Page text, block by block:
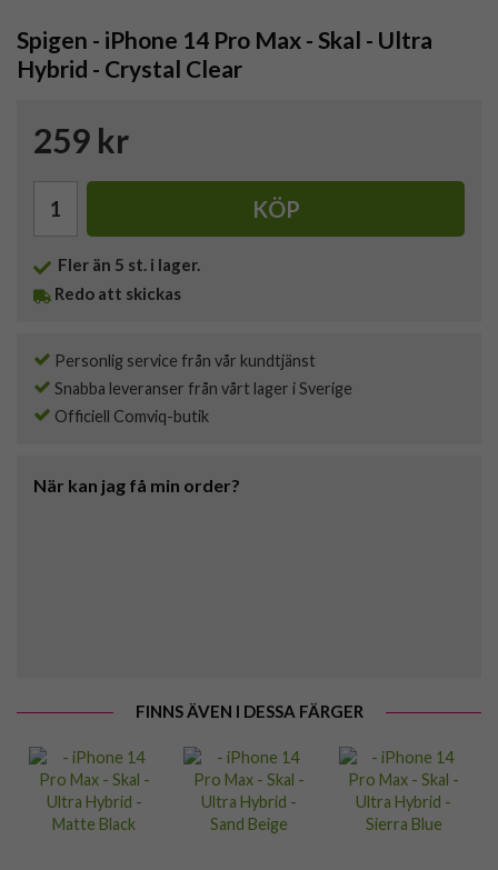
Spigen - iPhone 14 Pro Max - Skal - Ultra
Hybrid - Crystal Clear
259 kr
KÖP
Fler än 5 st. i lager.
Redo att skickas
Personlig service från vår kundtjänst
Snabba leveranser från vårt lager i Sverige
Officiell Comviq-butik
När kan jag få min order?
FINNS ÄVEN I DESSA FÄRGER